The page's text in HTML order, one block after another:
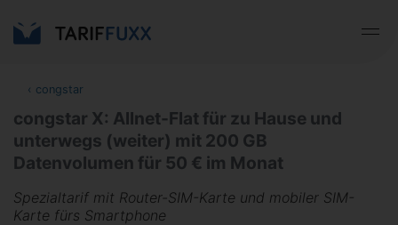
‹ congstar
congstar X: Allnet-Flat für zu Hause und
unterwegs (weiter) mit 200 GB
Datenvolumen für 50 € im Monat
Spezialtarif mit Router-SIM-Karte und mobiler SIM-
Karte fürs Smartphone